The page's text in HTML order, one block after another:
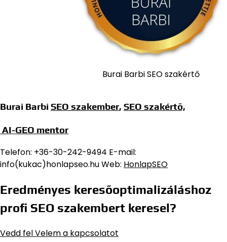
Burai Barbi SEO szakértő
Burai Barbi SEO szakember, SEO szakértő,
AI-GEO mentor
Telefon: +36-30-242-9494 E-mail:
info(kukac)honlapseo.hu Web: HonlapSEO
Eredményes keresőoptimalizáláshoz
profi SEO szakembert keresel?
Vedd fel Velem a kapcsolatot